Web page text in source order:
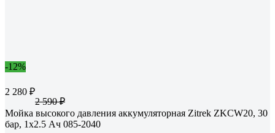
-12%
2 280 ₽
2 590 ₽
Мойка высокого давления аккумуляторная Zitrek ZKCW20, 30
бар, 1x2.5 Ач 085-2040